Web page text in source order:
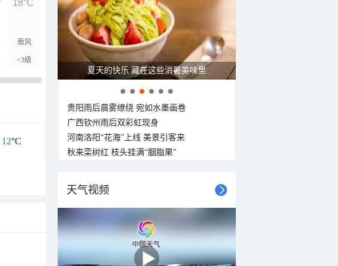
南风
<3级 <3级
北风
<3级
西北风
<3级
西北风
<3级 <3级
西北风
<3级
18°C 17°C 16°C 15°C 14°C 14°C
12°C
夏天的快乐 藏在这些消暑美味里
贵阳雨后晨雾缭绕 宛如水墨画卷
广西钦州雨后双彩虹现身
河南洛阳“花海”上线 美景引客来
秋来栾树红 枝头挂满“胭脂果”
天气视频